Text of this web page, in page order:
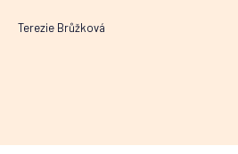
Terezie Brůžková